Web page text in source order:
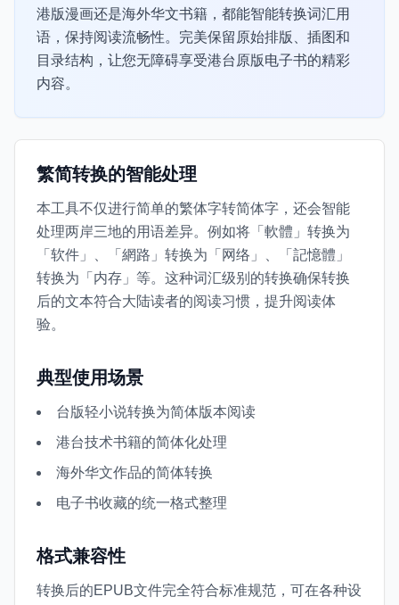
港版漫画还是海外华文书籍，都能智能转换词汇用
语，保持阅读流畅性。完美保留原始排版、插图和
目录结构，让您无障碍享受港台原版电子书的精彩
内容。
繁简转换的智能处理
本工具不仅进行简单的繁体字转简体字，还会智能
处理两岸三地的用语差异。例如将「軟體」转换为
「软件」、「網路」转换为「网络」、「記憶體」
转换为「内存」等。这种词汇级别的转换确保转换
后的文本符合大陆读者的阅读习惯，提升阅读体
验。
典型使用场景
台版轻小说转换为简体版本阅读
港台技术书籍的简体化处理
海外华文作品的简体转换
电子书收藏的统一格式整理
格式兼容性
转换后的EPUB文件完全符合标准规范，可在各种设